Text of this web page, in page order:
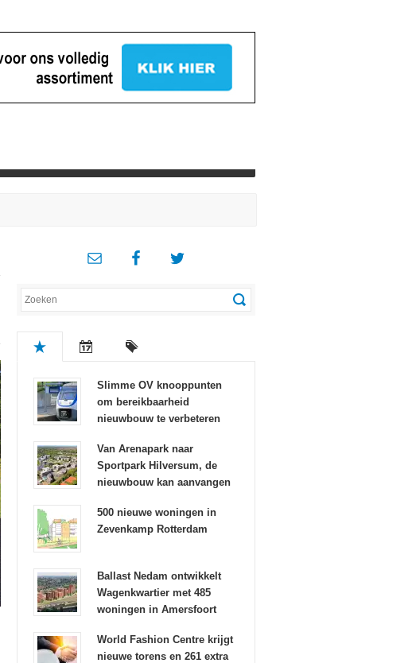
Slimme OV knooppunten
om bereikbaarheid
nieuwbouw te verbeteren
Van Arenapark naar
Sportpark Hilversum, de
nieuwbouw kan aanvangen
500 nieuwe woningen in
Zevenkamp Rotterdam
Ballast Nedam ontwikkelt
Wagenkwartier met 485
woningen in Amersfoort
World Fashion Centre krijgt
nieuwe torens en 261 extra